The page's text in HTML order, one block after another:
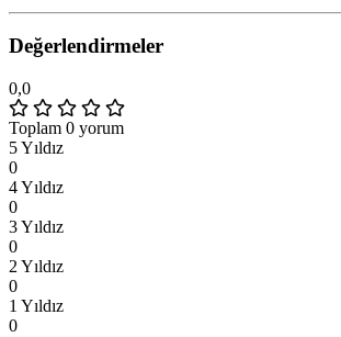
Değerlendirmeler
0,0
Toplam 0 yorum
5 Yıldız
0
4 Yıldız
0
3 Yıldız
0
2 Yıldız
0
1 Yıldız
0